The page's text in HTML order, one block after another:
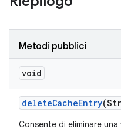
Metodi pubblici
void
deleteCacheEntry
Consente di eliminare